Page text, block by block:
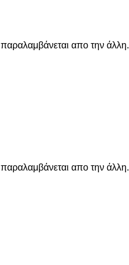
παραλαμβάνεται απο την άλλη.
παραλαμβάνεται απο την άλλη.